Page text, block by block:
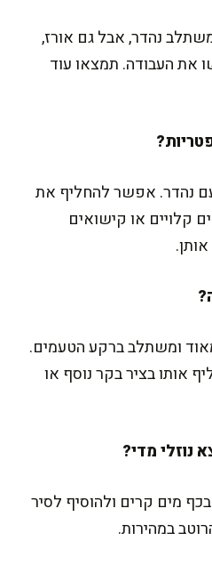
נהדר, אבל גם אורז,
את העבודה. תמצאו עוד
נהדר. אפשר להחליף את
קלויים או קישואים
ומשתלב ברקע הטעמים.
אותו בציר בקר נוסף או
מים קרים ולהוסיף לסיר
במהירות.